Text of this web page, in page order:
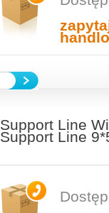
Support Line
Support Line